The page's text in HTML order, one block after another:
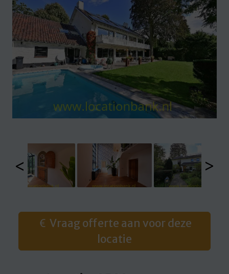
< >
Vraag offerte aan voor deze
locatie